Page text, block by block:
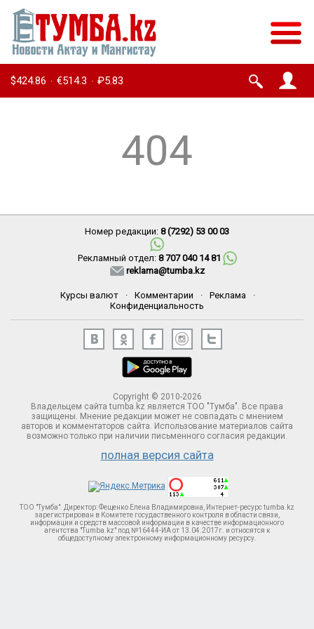
$424.86 · €514.3 · ₽5.83
404
Номер редакции: 8 (7292) 53 00 03
Рекламный отдел: 8 707 040 14 81
reklama@tumba.kz
Курсы валют · Комментарии · Реклама
·
Конфиденциальность
Copyright © 2010-2026
Владельцем сайта tumba.kz является ТОО "Тумба". Все права
защищены. Мнение редакции может не совпадать с мнением
авторов и комментаторов сайта. Использование материалов сайта
возможно только при наличии письменного согласия редакции.
полная версия сайта
ТОО "Тумба". Директор: Фещенко Елена Владимировна, Интернет-ресурс tumba.kz
зарегистрирован в Комитете госудаственного контроля в области связи,
информации и средств массовой информации в качестве информационного
агентства "Tumba.kz" под №16444-ИА от 13.04.2017г. и относятся к
общедоступному электронному информационному ресурсу.